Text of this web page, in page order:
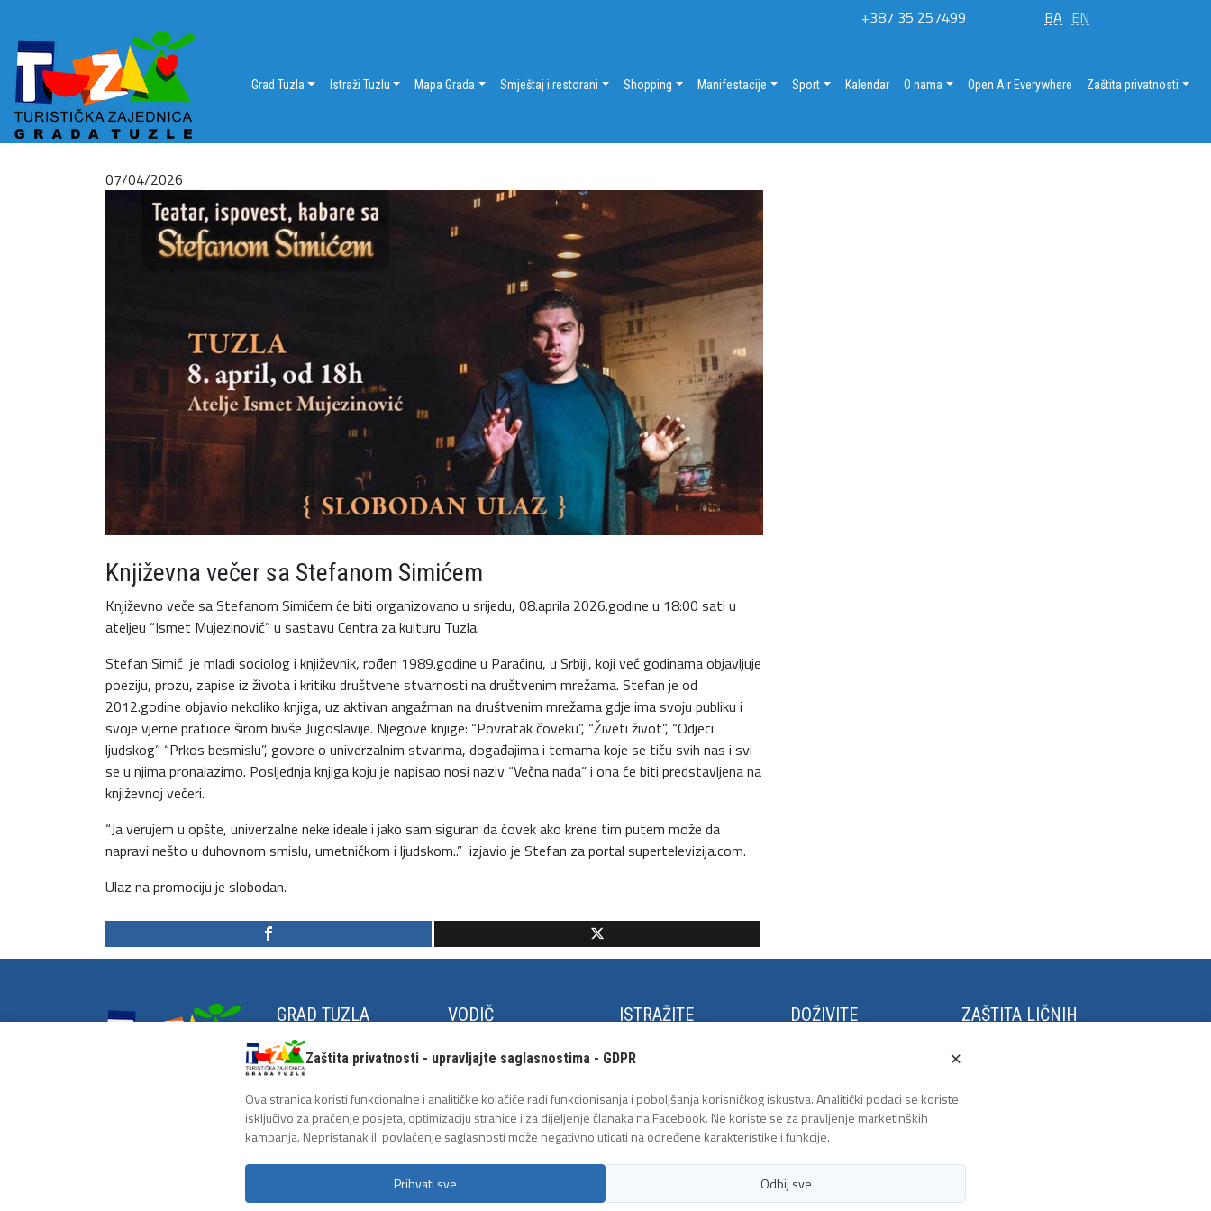
BA EN
+387 35 257499
Grad Tuzla Istraži Tuzlu Mapa Grada Smještaj i restorani Shopping Manifestacije Sport Kalendar O nama Open Air Everywhere Zaštita privatnosti
07/04/2026
Književna večer sa Stefanom Simićem
Književno veče sa Stefanom Simićem će biti organizovano u srijedu, 08.aprila 2026.godine u 18:00 sati u
ateljeu “Ismet Mujezinović” u sastavu Centra za kulturu Tuzla.
Stefan Simić je mladi sociolog i književnik, rođen 1989.godine u Paraćinu, u Srbiji, koji već godinama objavljuje
poeziju, prozu, zapise iz života i kritiku društvene stvarnosti na društvenim mrežama. Stefan je od
2012.godine objavio nekoliko knjiga, uz aktivan angažman na društvenim mrežama gdje ima svoju publiku i
svoje vjerne pratioce širom bivše Jugoslavije. Njegove knjige: “Povratak čoveku”, “Živeti život”, “Odjeci
ljudskog” “Prkos besmislu”, govore o univerzalnim stvarima, događajima i temama koje se tiču svih nas i svi
se u njima pronalazimo. Posljednja knjiga koju je napisao nosi naziv “Večna nada” i ona će biti predstavljena na
književnoj večeri.
“Ja verujem u opšte, univerzalne neke ideale i jako sam siguran da čovek ako krene tim putem može da
napravi nešto u duhovnom smislu, umetničkom i ljudskom..” izjavio je Stefan za portal supertelevizija.com.
Ulaz na promociju je slobodan.
GRAD TUZLA
Grad na zrnu soli
Historija Tuzle
VODIČ
Turistički info centar
Tuzla
Javni prevoz
ISTRAŽITE
Trg Slobode
Geološka postavka
DOŽIVITE
Tuzlanski polumaraton
Tuzlanska biciklijada
ZAŠTITA LIČNIH
Zaštita privatnosti - upravljajte saglasnostima - GDPR ×
Ova stranica koristi funkcionalne i analitičke kolačiće radi funkcionisanja i poboljšanja korisničkog iskustva. Analitički podaci se koriste
isključivo za praćenje posjeta, optimizaciju stranice i za dijeljenje članaka na Facebook. Ne koriste se za pravljenje marketinških
kampanja. Nepristanak ili povlačenje saglasnosti može negativno uticati na određene karakteristike i funkcije.
Prihvati sve Odbij sve